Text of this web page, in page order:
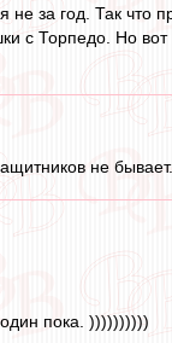
не за год. Так что
с Торпедо. Но
не
пока. ))))))))))